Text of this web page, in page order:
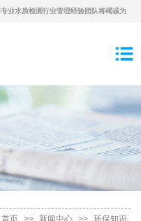
业水质检测行业管理经验团队将竭诚为